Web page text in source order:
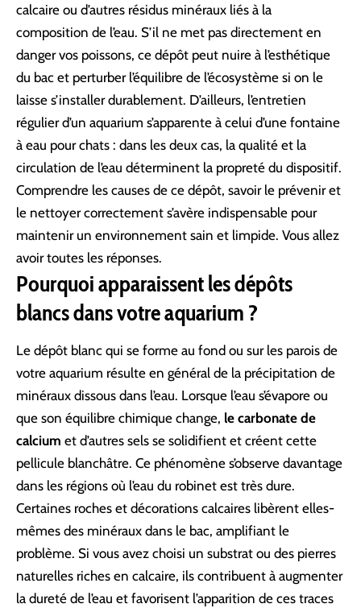
calcaire ou d’autres résidus minéraux liés à la
composition de l’eau. S’il ne met pas directement en
danger vos poissons, ce dépôt peut nuire à l’esthétique
du bac et perturber l’équilibre de l’écosystème si on le
laisse s’installer durablement. D’ailleurs, l’entretien
régulier d’un aquarium s’apparente à celui d’une fontaine
à eau pour chats : dans les deux cas, la qualité et la
circulation de l’eau déterminent la propreté du dispositif.
Comprendre les causes de ce dépôt, savoir le prévenir et
le nettoyer correctement s’avère indispensable pour
maintenir un environnement sain et limpide. Vous allez
avoir toutes les réponses.
Pourquoi apparaissent les dépôts
blancs dans votre aquarium ?
Le dépôt blanc qui se forme au fond ou sur les parois de
votre aquarium résulte en général de la précipitation de
minéraux dissous dans l’eau. Lorsque l’eau s’évapore ou
que son équilibre chimique change, le carbonate de
calcium et d’autres sels se solidifient et créent cette
pellicule blanchâtre. Ce phénomène s’observe davantage
dans les régions où l’eau du robinet est très dure.
Certaines roches et décorations calcaires libèrent elles-
mêmes des minéraux dans le bac, amplifiant le
problème. Si vous avez choisi un substrat ou des pierres
naturelles riches en calcaire, ils contribuent à augmenter
la dureté de l’eau et favorisent l’apparition de ces traces